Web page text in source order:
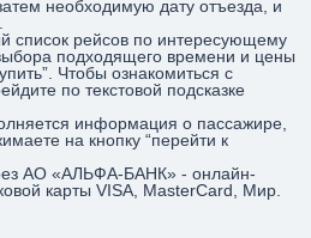
необходимую дату отъезда, и
список рейсов по интересующему
подходящего времени и цены
Чтобы ознакомиться с
по текстовой подсказке
информация о пассажире,
на кнопку “перейти к
АО «АЛЬФА-БАНК» - онлайн-
карты VISA, MasterCard, Мир.